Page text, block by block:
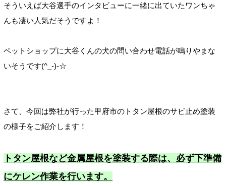
そういえば大谷選手のインタビューに一緒に出ていたワンちゃ
んも凄い人気だそうですよ！
ペットショップに大谷くんの犬の問い合わせ電話が鳴りやまな
いそうです(^_-)-☆
さて、今回は弊社が行った甲府市のトタン屋根のサビ止め塗装
の様子をご紹介します！
トタン屋根など金属屋根を塗装する際は、必ず下準備
にケレン作業を行います。